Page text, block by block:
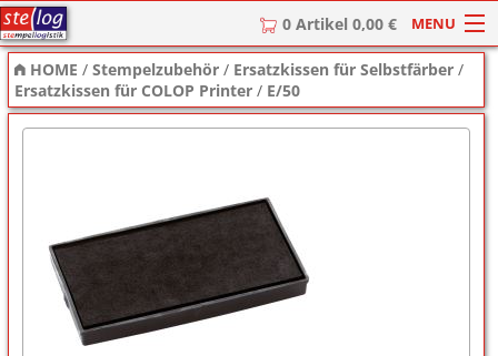
0 Artikel 0,00 € MENU
HOME
Stempel
Stempelzubehör
HOME /Stempelzubehör / Ersatzkissen für Selbstfärber /
Ersatzkissen für COLOP Printer / E/50